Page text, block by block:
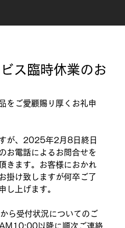
ス臨時休業のお
をご愛顧賜り厚くお礼申
が、2025年2月8日終日
お電話によるお問合せを
きます。お客様におかれ
掛け致しますが何卒ご了
し上げます。
ら受付状況についてのご
以降に順次ご連絡